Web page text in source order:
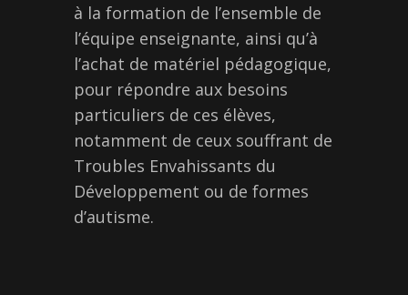
à la formation de l’ensemble de
l’équipe enseignante, ainsi qu’à
l’achat de matériel pédagogique,
pour répondre aux besoins
particuliers de ces élèves,
notamment de ceux souffrant de
Troubles Envahissants du
Développement ou de formes
d’autisme.